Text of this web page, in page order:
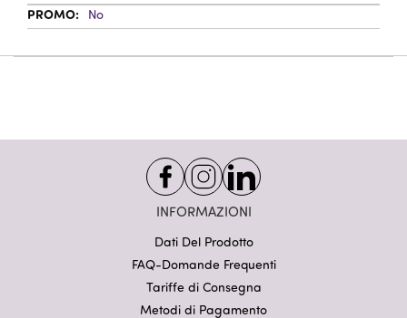
No
INFORMAZIONI
Dati Del Prodotto
FAQ-Domande Frequenti
Tariffe di Consegna
Metodi di Pagamento